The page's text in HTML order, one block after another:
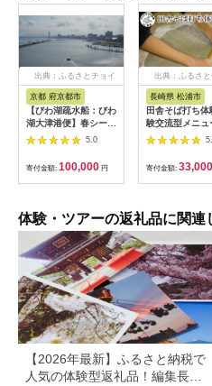
出典：ふるさとチョイ
京都 府京都市
【びわ湖疏水船：びわ
湖大津港便】春シーズ
ン先行予約権（２名様
分の乗船予約の権利）
5.0
寄付金額: 100,000 円
出典：ふるさと
長崎県 松浦市
田舎そば打ち体
験交流型メニュ
験 田舎 自然 松
そば そば打ち )
寄付金額: 33,000
体験・ツアーの返礼品に関連
【2026年最新】ふるさと納税で
人気の体験型返礼品！編集長お